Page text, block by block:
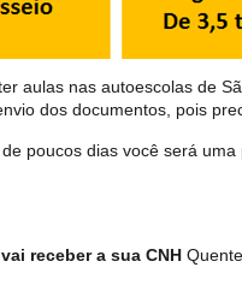
aulas nas autoescolas de
dos documentos, pois
poucos dias você será
receber a sua CNH